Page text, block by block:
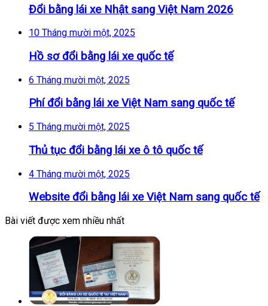
Đổi bằng lái xe Nhật sang Việt Nam 2026
10 Tháng mười một, 2025
Hồ sơ đổi bằng lái xe quốc tế
6 Tháng mười một, 2025
Phí đổi bằng lái xe Việt Nam sang quốc tế
5 Tháng mười một, 2025
Thủ tục đổi bằng lái xe ô tô quốc tế
4 Tháng mười một, 2025
Website đổi bằng lái xe Việt Nam sang quốc tế
Bài viết được xem nhiều nhất